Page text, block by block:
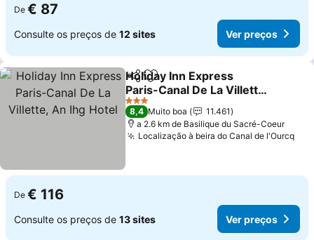
De € 87
Consulte os preços de 12 sites Ver preços
PartilharAdicionar aos favoritos
Holiday Inn Express
Paris-Canal De La Villette,
An Ihg Hotel
Ver preços
3 Estrelas
8,4 Muito boa
11.461
a 2.6 km de Basilique du Sacré-Coeur
Localização à beira do Canal de l'Ourcq
De € 116
Consulte os preços de 13 sites Ver preços